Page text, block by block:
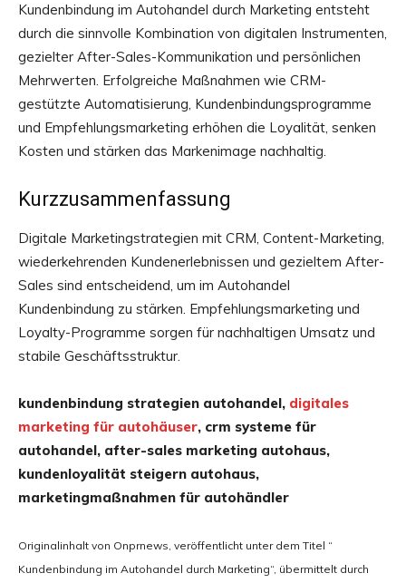
Kundenbindung im Autohandel durch Marketing entsteht
durch die sinnvolle Kombination von digitalen Instrumenten,
gezielter After-Sales-Kommunikation und persönlichen
Mehrwerten. Erfolgreiche Maßnahmen wie CRM-
gestützte Automatisierung, Kundenbindungsprogramme
und Empfehlungsmarketing erhöhen die Loyalität, senken
Kosten und stärken das Markenimage nachhaltig.
Kurzzusammenfassung
Digitale Marketingstrategien mit CRM, Content-Marketing,
wiederkehrenden Kundenerlebnissen und gezieltem After-
Sales sind entscheidend, um im Autohandel
Kundenbindung zu stärken. Empfehlungsmarketing und
Loyalty-Programme sorgen für nachhaltigen Umsatz und
stabile Geschäftsstruktur.
kundenbindung strategien autohandel, digitales
marketing für autohäuser, crm systeme für
autohandel, after-sales marketing autohaus,
kundenloyalität steigern autohaus,
marketingmaßnahmen für autohändler
Originalinhalt von Onprnews, veröffentlicht unter dem Titel “
Kundenbindung im Autohandel durch Marketing“, übermittelt durch